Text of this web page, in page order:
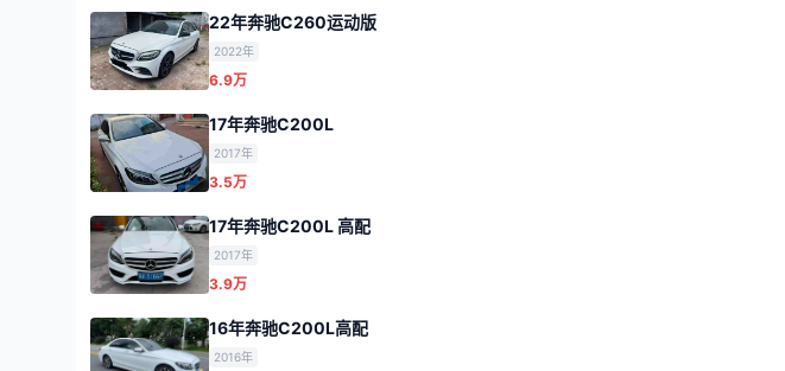
22年奔驰C260运动版
2022年
6.9万
17年奔驰C200L
2017年
3.5万
17年奔驰C200L 高配
2017年
3.9万
16年奔驰C200L高配
2016年